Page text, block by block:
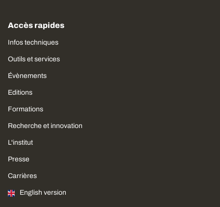
Accès rapides
Infos techniques
Outils et services
Évènements
Editions
Formations
Recherche et innovation
L'institut
Presse
Carrières
English version